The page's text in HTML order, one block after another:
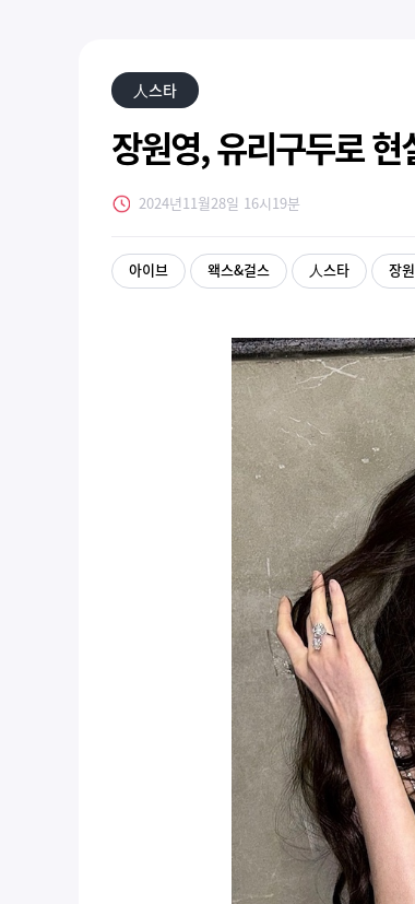
人스타
장원영, 유리구두로
2024년11월28일 16시19분
아이브 왝스&걸스 人스타 장